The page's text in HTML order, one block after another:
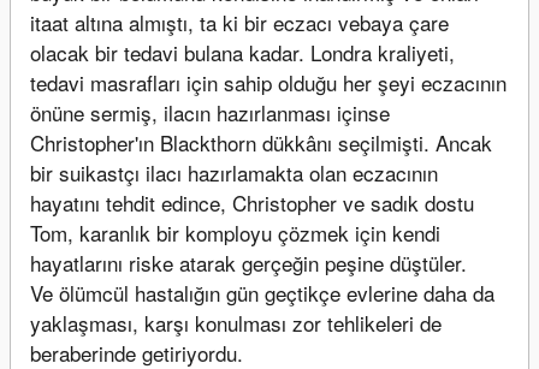
itaat altına almıştı, ta ki bir eczacı vebaya çare
olacak bir tedavi bulana kadar. Londra kraliyeti,
tedavi masrafları için sahip olduğu her şeyi eczacının
önüne sermiş, ilacın hazırlanması içinse
Christopher'ın Blackthorn dükkânı seçilmişti. Ancak
bir suikastçı ilacı hazırlamakta olan eczacının
hayatını tehdit edince, Christopher ve sadık dostu
Tom, karanlık bir komployu çözmek için kendi
hayatlarını riske atarak gerçeğin peşine düştüler.
Ve ölümcül hastalığın gün geçtikçe evlerine daha da
yaklaşması, karşı konulması zor tehlikeleri de
beraberinde getiriyordu.